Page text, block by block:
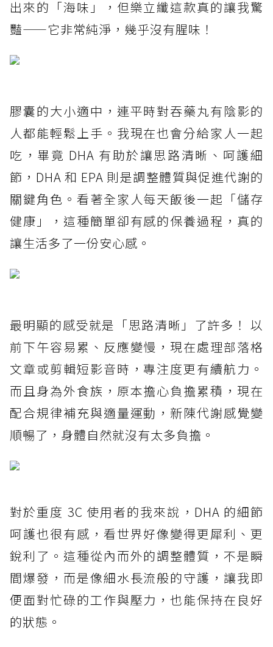
出來的「海味」，但樂立纖這款真的讓我驚
豔——它非常純淨，幾乎沒有腥味！
膠囊的大小適中，連平時對吞藥丸有陰影的
人都能輕鬆上手。我現在也會分給家人一起
吃，畢竟 DHA 有助於讓思路清晰、呵護細
節，DHA 和 EPA 則是調整體質與促進代謝的
關鍵角色。看著全家人每天飯後一起「儲存
健康」，這種簡單卻有感的保養過程，真的
讓生活多了一份安心感。
最明顯的感受就是「思路清晰」了許多！ 以
前下午容易累、反應變慢，現在處理部落格
文章或剪輯短影音時，專注度更有續航力。
而且身為外食族，原本擔心負擔累積，現在
配合規律補充與適量運動，新陳代謝感覺變
順暢了，身體自然就沒有太多負擔。
對於重度 3C 使用者的我來說，DHA 的細節
呵護也很有感，看世界好像變得更犀利、更
銳利了。這種從內而外的調整體質，不是瞬
間爆發，而是像細水長流般的守護，讓我即
便面對忙碌的工作與壓力，也能保持在良好
的狀態。